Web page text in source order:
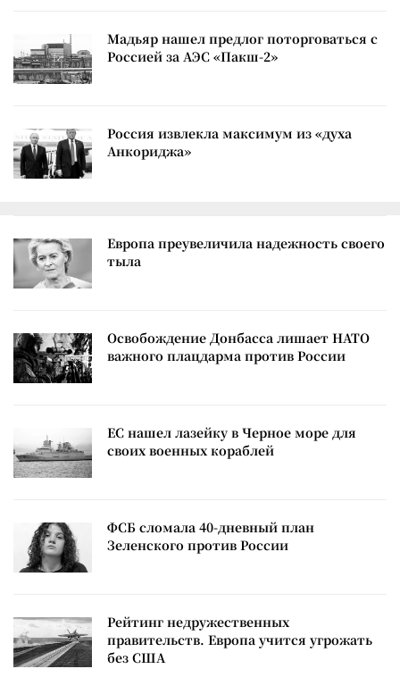
Мадьяр нашел предлог поторговаться с
Россией за АЭС «Пакш-2»
Россия извлекла максимум из «духа
Анкориджа»
Европа преувеличила надежность своего
тыла
Освобождение Донбасса лишает НАТО
важного плацдарма против России
ЕС нашел лазейку в Черное море для
своих военных кораблей
ФСБ сломала 40-дневный план
Зеленского против России
Рейтинг недружественных
правительств. Европа учится угрожать
без США